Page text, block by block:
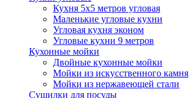
Кухня 5х5 метров угловая
Маленькие угловые кухни
Угловая кухня эконом
Угловые кухни 9 метров
Кухонные мойки
Двойные кухонные мойки
Мойки из искусственного камня
Мойки из нержавеющей стали
Сушилки для посуды